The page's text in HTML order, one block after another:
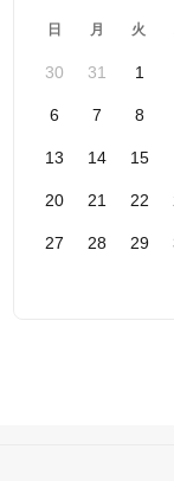
日 月 火
30 31 1
6 7 8
13 14 15
20 21 22
27 28 29